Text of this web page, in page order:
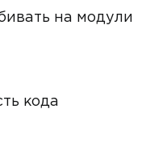
на модули
кода